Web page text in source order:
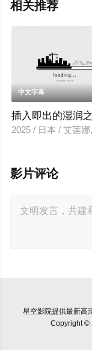
相关推荐
中文字幕
插入即出的湿润
2025 / 日本 / 艾莲
影片评论
星空影院提供最新高
Copyright ©